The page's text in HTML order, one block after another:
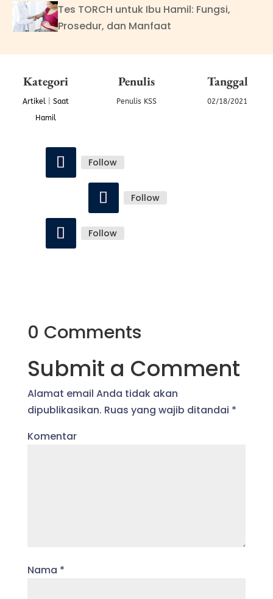
Tes TORCH untuk Ibu Hamil: Fungsi,
Prosedur, dan Manfaat
Kategori
Artikel| Saat
Hamil
Penulis
Penulis KSS
Tanggal
02/18/2021
Follow
Follow
Follow
0 Comments
Submit a Comment
Alamat email Anda tidak akan
dipublikasikan. Ruas yang wajib ditandai *
Komentar
Nama *